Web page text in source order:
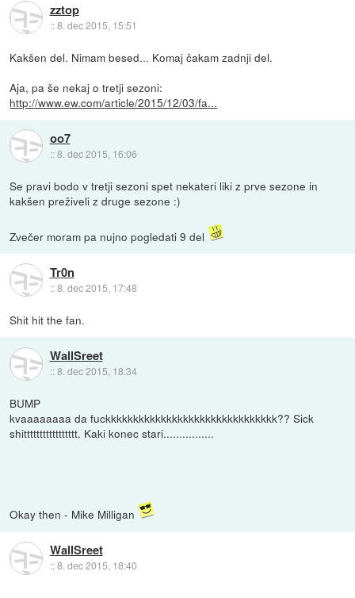
zztop
::8. dec 2015, 15:51
Kakšen del. Nimam besed... Komaj čakam zadnji del.
Aja, pa še nekaj o tretji sezoni:
http://www.ew.com/article/2015/12/03/fa...
oo7
::8. dec 2015, 16:06
Se pravi bodo v tretji sezoni spet nekateri liki z prve sezone in
kakšen preživeli z druge sezone :)
Zvečer moram pa nujno pogledati 9 del
Tr0n
::8. dec 2015, 17:48
Shit hit the fan.
WallSreet
::8. dec 2015, 18:34
BUMP
kvaaaaaaaa da fuckkkkkkkkkkkkkkkkkkkkkkkkkkkkkkk?? Sick
shittttttttttttttttt. Kaki konec stari................
Okay then - Mike Milligan
WallSreet
::8. dec 2015, 18:40